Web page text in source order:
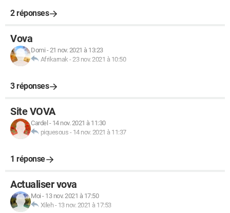
2 réponses
Vova
Domi -21 nov. 2021 à 13:23
Afrikarnak -23 nov. 2021 à 10:50
3 réponses
Site VOVA
Cardel - 14 nov. 2021 à 11:30
piquesous - 14 nov. 2021 à 11:37
1 réponse
Actualiser vova
Moi - 13 nov. 2021 à 17:50
Xileh- 13 nov. 2021 à 17:53